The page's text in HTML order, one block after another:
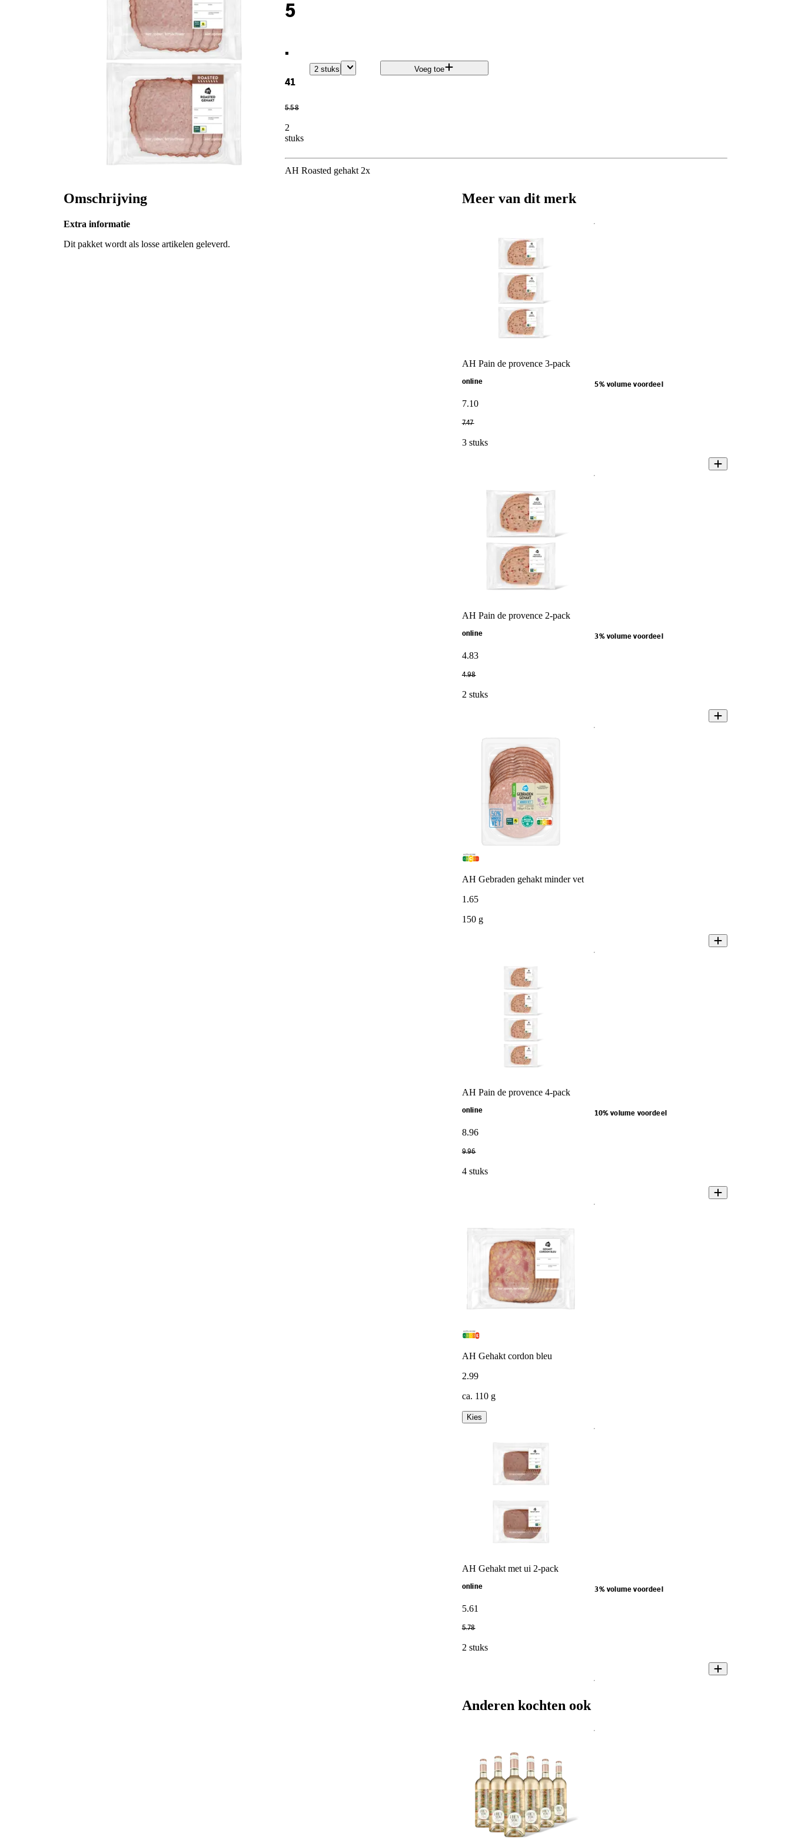
5
.
41
5.58
2
stuks
2 stuks Voeg toe
AH Roasted gehakt 2x
Omschrijving
Extra informatie
Dit pakket wordt als losse artikelen geleverd.
Meer van dit merk
AH Pain de provence 3-pack
online 5% volume voordeel
7.10
7.47
3 stuks
AH Pain de provence 2-pack
online 3% volume voordeel
4.83
4.98
2 stuks
AH Gebraden gehakt minder vet
1 .65
150 g
AH Pain de provence 4-pack
online 10% volume voordeel
8.96
9.96
4 stuks
AH Gehakt cordon bleu
2.99
ca. 110 g
Kies
AH Gehakt met ui 2-pack
online 3% volume voordeel
5.61
5.78
2 stuks
Anderen kochten ook